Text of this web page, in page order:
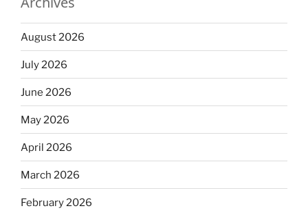
August 2026
July 2026
June 2026
May 2026
April 2026
March 2026
February 2026